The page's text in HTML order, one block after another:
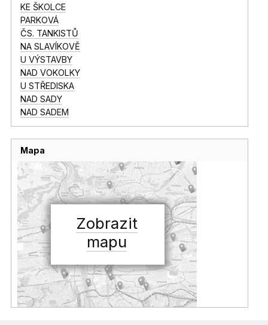
KE ŠKOLCE
PARKOVÁ
ČS. TANKISTŮ
NA SLAVÍKOVĚ
U VÝSTAVBY
NAD VOKOLKY
U STŘEDISKA
NAD SADY
NAD SADEM
Mapa
Zobrazit
mapu